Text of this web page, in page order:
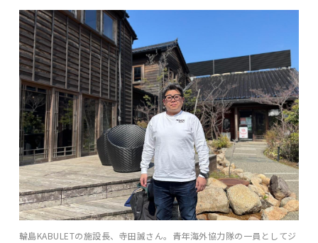
輪島KABULETの施設長、寺田誠さん。青年海外協力隊の一員としてジ